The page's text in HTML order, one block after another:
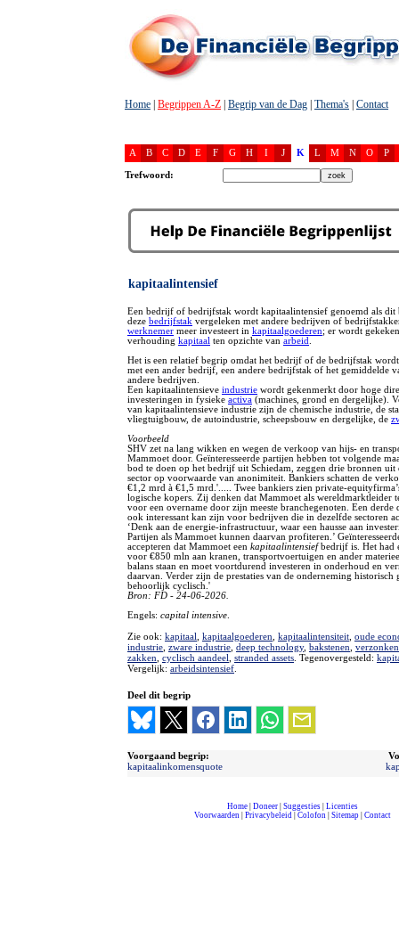
Home Begrippen A-Z Begrip van de Dag Thema's Contact
A B C D E F G H I J K L M N O P
Trefwoord:
kapitaalintensief
Een bedrijf of bedrijfstak wordt kapitaalintensief genoemd als
deze bedrijfstak vergeleken met andere bedrijven of
werknemer meer investeert in kapitaalgoederen; er wordt
verhouding kapitaal ten opzichte van arbeid
Het is een relatief begrip omdat het bedrijf of de bedrijfstak
met een ander bedrijf, een andere bedrijfstak of het gemiddelde
andere bedrijven.
Een kapitaalintensieve industrie wordt gekenmerkt door hoge
investeringen in fysieke activa (machines, grond en dergelijke).
van kapitaalintensieve industrie zijn de chemische industrie, de
vliegtuigbouw, de autoindustrie, scheepsbouw en dergelijke, de
Voorbeeld
SHV zet na lang wikken en wegen de verkoop van hijs- en
Mammoet door. Geïnteresseerde partijen hebben tot volgende
bod te doen op het bedrijf uit Schiedam, zeggen drie bronnen uit
sector op voorwaarde van anonimiteit. Bankiers schatten de
€1,2 mrd à €1,5 mrd.'..... Twee bankiers zien private-
logische kopers. Zij denken dat Mammoet als wereldmarktleider
voor een overname door zijn meeste branchegenoten. Een derde
ook interessant kan zijn voor bedrijven die in dezelfde sectoren
‘Denk aan de energie-infrastructuur, waar een hausse aan
Partijen als Mammoet kunnen daarvan profiteren.’
accepteren dat Mammoet een kapitaalintensiefbedrijf is. Het had
voor €850 mln aan kranen, transportvoertuigen en ander
balans staan en moet voortdurend investeren in onderhoud en
daarvan. Verder zijn de prestaties van de onderneming historisch
behoorlijk cyclisch.'
Bron: FD - 24-06-2026.
Engels: capital intensive
Zie ook: kapitaal kapitaalgoederen kapitaalintensiteit oude
industrie zware industrie deep technology, bakstenen
zakken cyclisch aandeel stranded assets . Tegenovergesteld:
Vergelijk: arbeidsintensief
Deel dit begrip
Voorgaand begrip:
kapitaalinkomensquote
Home| Doneer| Suggesties| Licenties
Voorwaarden| Privacybeleid| Colofon| Sitemap| Contact